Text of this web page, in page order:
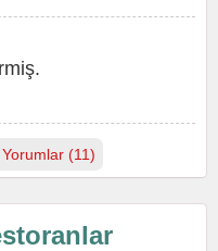
(11)